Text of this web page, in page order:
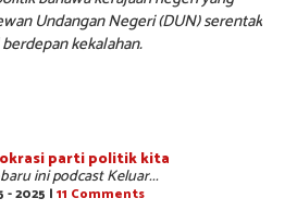
Undangan Negeri (DUN) serentak
kekalahan.
parti politik kita
ini podcast Keluar...
- 2025 | 11 Comments